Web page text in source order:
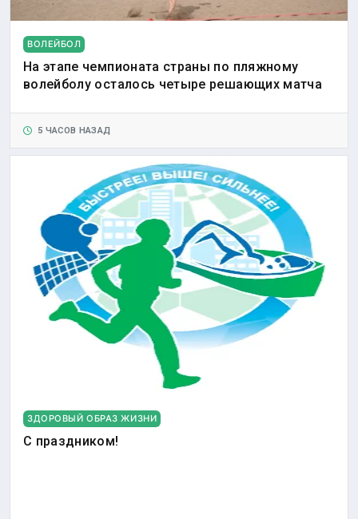
ВОЛЕЙБОЛ
На этапе чемпионата страны по пляжному
волейболу осталось четыре решающих матча
5 ЧАСОВ НАЗАД
ЗДОРОВЫЙ ОБРАЗ ЖИЗНИ
С праздником!